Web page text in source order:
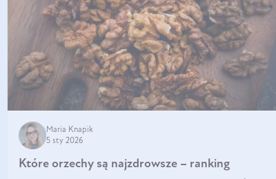
Maria Knapik
5 sty 2026
Które orzechy są najzdrowsze – ranking